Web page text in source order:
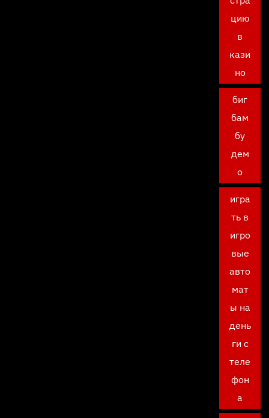
цию
в
кази
но
биг
бам
бу
дем
о
игра
ть в
игро
вые
авто
мат
ы на
день
ги с
теле
фон
а